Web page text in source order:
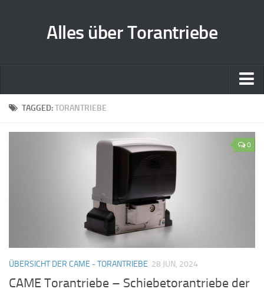
Alles über Torantriebe
Home
TAGGED:TORANTRIEBE
0
ÜBERSICHT DER CAME - TORANTRIEBE 28 JUN, 2024
CAME Torantriebe – Schiebetorantriebe der